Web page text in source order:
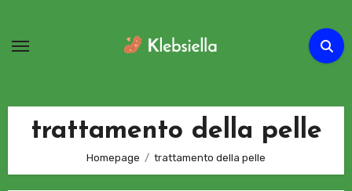
contenuto
trattamento della pelle
Homepage trattamento della pelle